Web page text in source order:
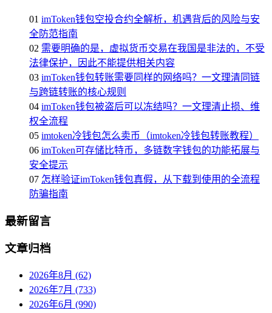
01 imToken钱包空投合约全解析，机遇背后的风险与安
全防范指南
02 需要明确的是，虚拟货币交易在我国是非法的，不受
法律保护，因此不能提供相关内容
03 imToken钱包转账需要同样的网络吗？一文理清同链
与跨链转账的核心规则
04 imToken钱包被盗后可以冻结吗？一文理清止损、维
权全流程
05 imtoken冷钱包怎么卖币（imtoken冷钱包转账教程）
06 imToken可存储比特币，多链数字钱包的功能拓展与
安全提示
07 怎样验证imToken钱包真假，从下载到使用的全流程
防骗指南
最新留言
文章归档
2026年8月 (62)
2026年7月 (733)
2026年6月 (990)